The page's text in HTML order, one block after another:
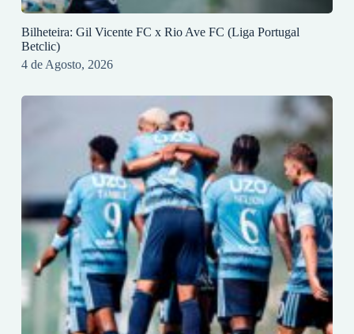
Bilheteira: Gil Vicente FC x Rio Ave FC (Liga Portugal
Betclic)
4 de Agosto, 2026